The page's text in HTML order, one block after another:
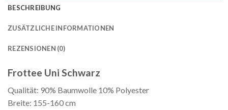
BESCHREIBUNG
ZUSÄTZLICHE INFORMATIONEN
REZENSIONEN (0)
Frottee Uni Schwarz
Qualität: 90% Baumwolle 10% Polyester
Breite: 155-160 cm